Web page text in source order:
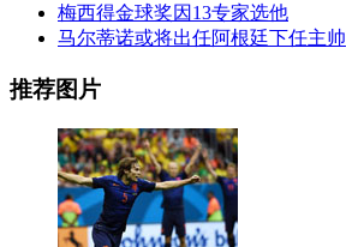
梅西得金球奖因13专家选他
马尔蒂诺或将出任阿根廷下任主帅
推荐图片